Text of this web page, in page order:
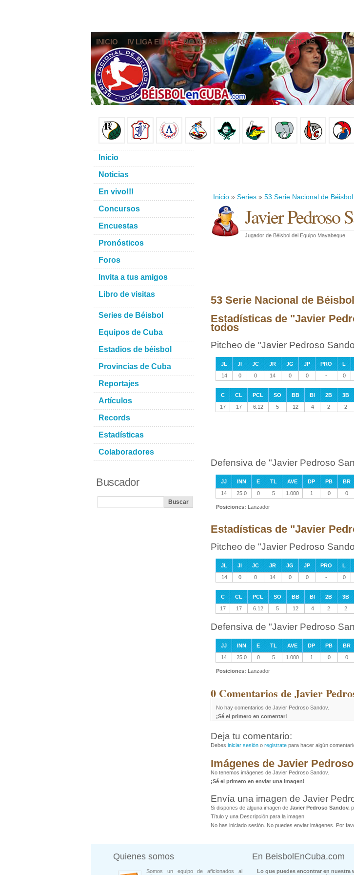
INICIO IV LIGA ELITE NOTICIAS FOROS PRONÓSTICOS EN VIVO
Inicio » Series » 53 Serie Nacional de
Javier Pedroso
Jugador de Béisbol del Equipo Mayabeque
53 Serie Nacional de
Estadísticas de "Javier
todos
Pitcheo de "Javier Pedroso
JL JI JC JR JG JP PRO L
14
0 0 14 0 0 - 0
C CL PCL SO BB BI 2B 3B
17
17 6.12 5 12 4 2 2
Defensiva de "Javier Pedroso
JJ INN E TL AVE DP PB BR
14
25.0 0 5 1.000 1 0 0
Posiciones: Lanzador
Estadísticas de "Javier
Pitcheo de "Javier Pedroso
JL JI JC JR JG JP PRO L
14
0 0 14 0 0 - 0
C CL PCL SO BB BI 2B 3B
17
17 6.12 5 12 4 2 2
Defensiva de "Javier Pedroso
JJ INN E TL AVE DP PB BR
14
25.0 0 5 1.000 1 0 0
Posiciones: Lanzador
0 Comentarios de Javier
No hay comentarios de Javier Pedroso Sandov.
¡Sé el primero en comentar!
Deja tu comentario:
Debes iniciar sesión o registrate para hacer algún
Imágenes de Javier
No tenemos imágenes de Javier Pedroso Sandov.
¡Sé el primero en enviar una imagen!
Envía una imagen de Javier
Si dispones de alguna imagen de Javier Pedroso Sandov.
Título y una Descripción para la imagen.
No has iniciado sesión. No puedes enviar imágenes. Por
Inicio
Noticias
En vivo!!!
Concursos
Encuestas
Pronósticos
Foros
Invita a tus amigos
Libro de visitas
Series de Béisbol
Equipos de Cuba
Estadios de béisbol
Provincias de Cuba
Reportajes
Artículos
Records
Estadísticas
Colaboradores
Buscador
Quienes somos
Somos un equipo de aficionados al
En BeisbolEnCuba.com
Lo que puedes encontrar en nuestra